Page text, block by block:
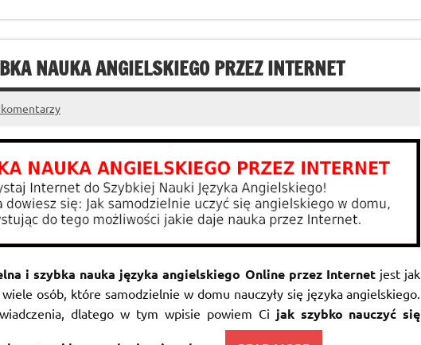
NAUKA ANGIELSKIEGO PRZEZ INTERNET
i szybka nauka języka angielskiego Online przez Internet jest jak
osób, które samodzielnie w domu nauczyły się języka angielskiego.
dlatego w tym wpisie powiem Ci jak szybko nauczyć się